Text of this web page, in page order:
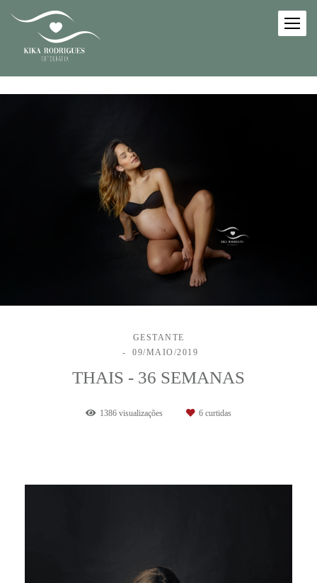
GESTANTE
09/MAIO/2019
THAIS - 36 SEMANAS
1386 visualizações 6 curtidas